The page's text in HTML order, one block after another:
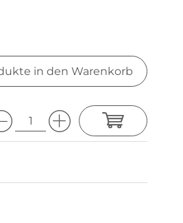
in den Warenkorb